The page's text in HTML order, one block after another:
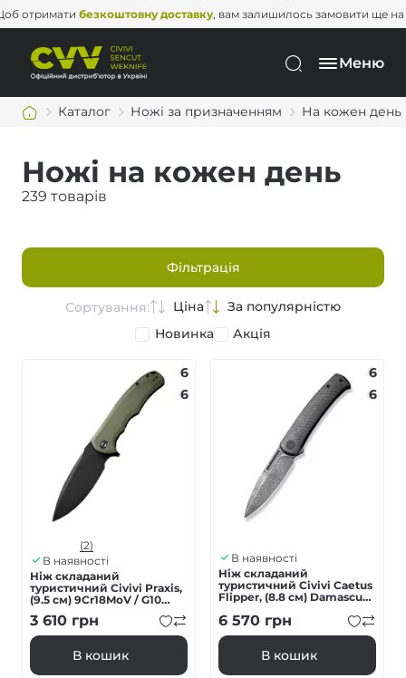
безкоштовну доставку, вам залишилось замовити ще на 2 000
Меню
Каталог Ножі за призначенням На кожен день
Ножі на кожен день
239 товарів
Фільтрація
Сортування: Ціна
За популярністю
Новинка
Акція
6
6
(2)
В наявності
Ніж складаний
туристичний Civivi Praxis,
(9.5 см) 9Cr18MoV / G10
зелений
3 610 грн
В кошик
6
6
В наявності
Ніж складаний
туристичний Civivi Caetus
Flipper, (8.8 см) Damascus /
6 570 грн
В кошик